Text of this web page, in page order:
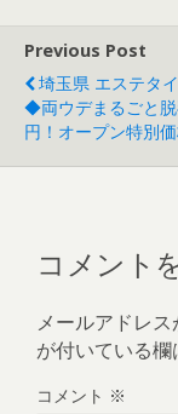
Previous Post
埼玉県 エステタ
◆両ウデまるごと
円！オープン特別
コメント
メールアドレス
が付いている
コメント ※